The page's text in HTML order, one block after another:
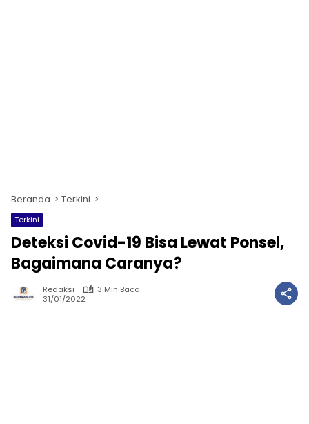
Beranda Terkini
Terkini
Deteksi Covid-19 Bisa Lewat Ponsel,
Bagaimana Caranya?
Redaksi
3 Min Baca
31/01/2022